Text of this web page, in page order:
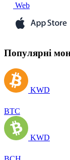
Web
Популярні
KWD
BTC
KWD